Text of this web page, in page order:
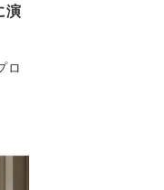
演
ロ